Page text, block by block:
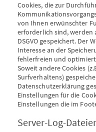
Cookies, die zur
von Ihnen erwünschter
erforderlich sind, werden
DSGVO gespeichert. Der
Interesse an der
fehlerfreien und
Soweit andere Cookies
Surfverhaltens)
Datenschutzerklärung
Einstellungen für die
Einstellungen die im
Server-Log-